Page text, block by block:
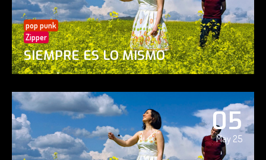
pop punk
Zipper
SIEMPRE ES LO MISMO
05
May 25